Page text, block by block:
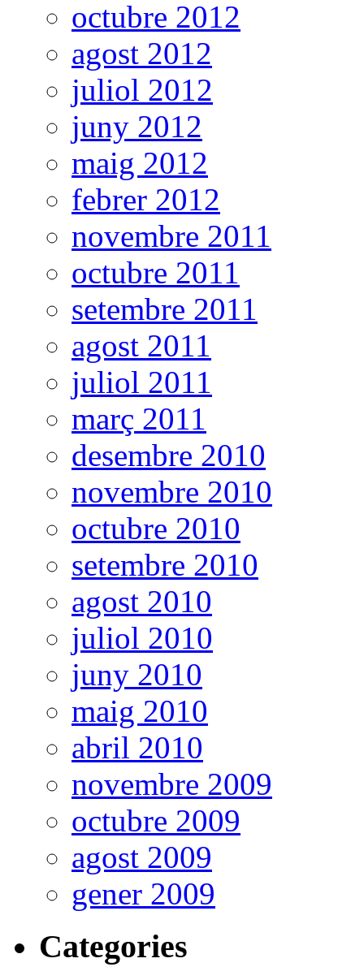
octubre 2012
agost 2012
juliol 2012
juny 2012
maig 2012
febrer 2012
novembre 2011
octubre 2011
setembre 2011
agost 2011
juliol 2011
març 2011
desembre 2010
novembre 2010
octubre 2010
setembre 2010
agost 2010
juliol 2010
juny 2010
maig 2010
abril 2010
novembre 2009
octubre 2009
agost 2009
gener 2009
Categories